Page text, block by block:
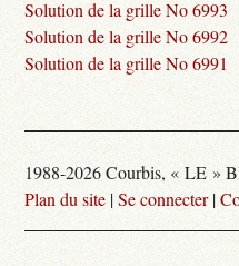
Solution de la grille No 6993
Solution de la grille No 6992
Solution de la grille No 6991
1988-2026 Courbis, « LE »
Plan du site |Se connecter|